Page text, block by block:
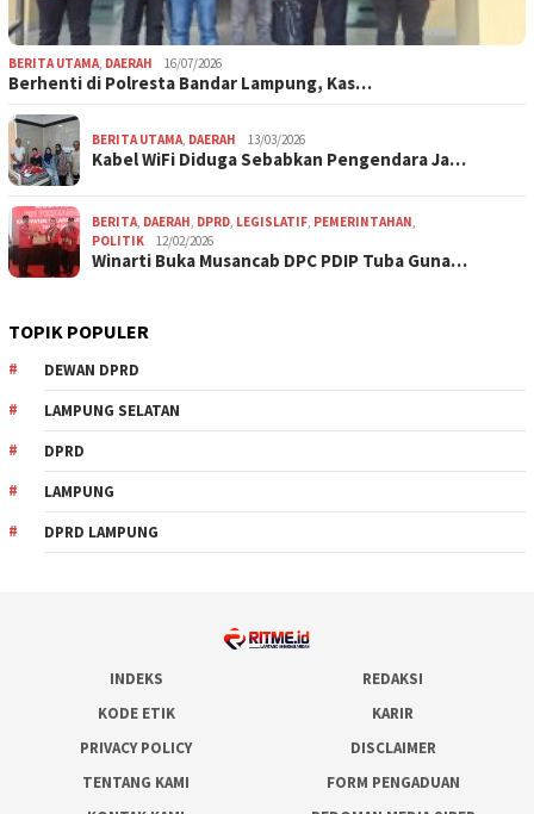
BERITA UTAMA DAERAH 16/07/2026
Berhenti di Polresta Bandar Lampung, Kas…
BERITA UTAMA DAERAH 13/03/2026
Kabel WiFi Diduga Sebabkan Pengendara Ja…
BERITA DAERAH DPRD LEGISLATIF PEMERINTAHAN
POLITIK
12/02/2026
Winarti Buka Musancab DPC PDIP Tuba Guna…
TOPIK POPULER
DEWAN DPRD
LAMPUNG SELATAN
DPRD
LAMPUNG
DPRD LAMPUNG
INDEKS
REDAKSI
KODE ETIK
KARIR
PRIVACY POLICY
DISCLAIMER
TENTANG KAMI
FORM PENGADUAN